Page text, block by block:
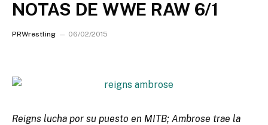
NOTAS DE WWE RAW 6/1
PRWrestling 06/02/2015
Reigns lucha por su puesto en MITB; Ambrose trae la